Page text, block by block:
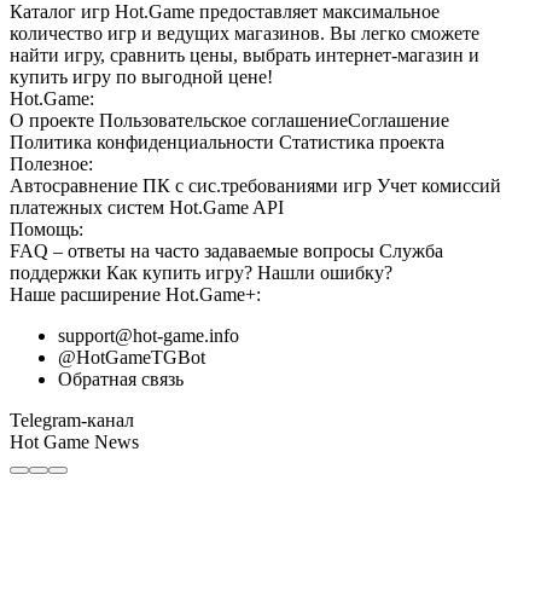
Каталог игр Hot.Game предоставляет максимальное
количество игр и ведущих магазинов. Вы легко сможете
найти игру, сравнить цены, выбрать интернет-магазин и
купить игру по выгодной цене!
Hot.Game:
О проекте Пользовательское соглашениеСоглашение
Политика конфиденциальности Статистика проекта
Полезное:
Автосравнение ПК с сис.требованиями игр Учет комиссий
платежных систем Hot.Game API
Помощь:
FAQ – ответы на часто задаваемые вопросы Служба
поддержки Как купить игру? Нашли ошибку?
Наше расширение Hot.Game+:
support@hot-game.info
@HotGameTGBot
Обратная связь
Telegram-канал
Hot Game News